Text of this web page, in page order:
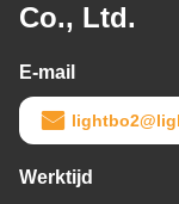
Co., Ltd.
E-mail
Werktijd